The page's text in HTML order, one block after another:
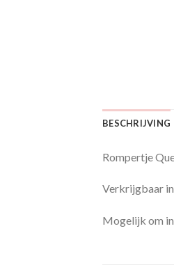
BESCHRIJVING
Rompertje
Verkrijgbaar
Mogelijk om